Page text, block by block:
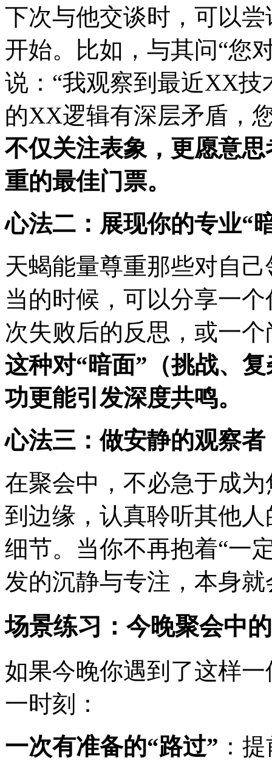
下次与他交谈时，可以
开始。比如，与其问“您
说：“我观察到最近XX
的XX逻辑有深层矛盾，
不仅关注表象，更愿意
重的最佳门票。
心法二：展现你的专业“
天蝎能量尊重那些对自
当的时候，可以分享一
次失败后的反思，或一
这种对“暗面”（挑战、
功更能引发深度共鸣。
心法三：做安静的观察
在聚会中，不必急于成
到边缘，认真聆听其他
细节。当你不再抱着“一
发的沉静与专注，本身
场景练习：今晚聚会中
如果今晚你遇到了这样
一时刻：
一次有准备的“路过” ：